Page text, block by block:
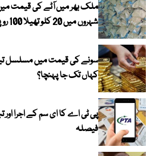
ملک بھر میں آٹے کی قیمت
شہروں میں 20 کلو تھیلا 100 روپے تک مہنگا
سونے کی قیمت میں مسلسل
کہاں تک جا پہنچا؟
پی ٹی اے کا ای سم کے اجرا
فیصلہ